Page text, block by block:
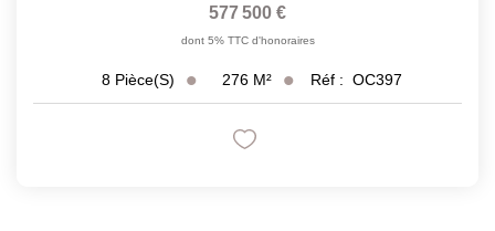
577 500 €
dont 5% TTC d'honoraires
8 Pièce(s) 276 M² Réf : OC397